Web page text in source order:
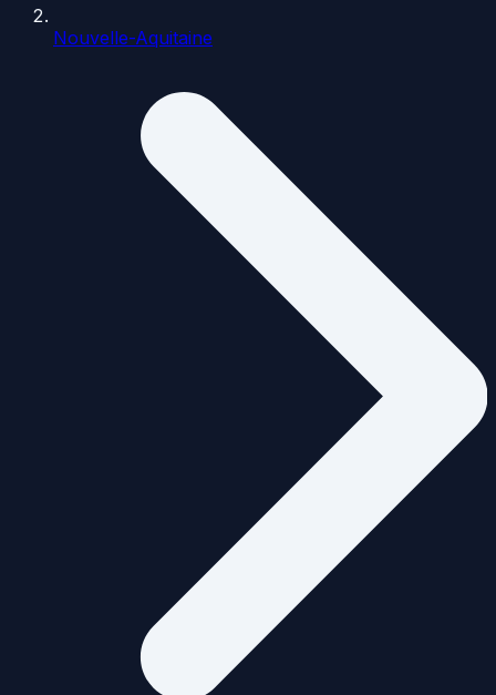
Nouvelle-Aquitaine